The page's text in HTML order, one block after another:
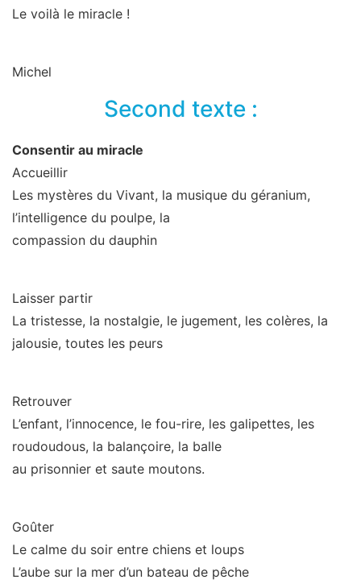
Le voilà le miracle !
Michel
Second texte :
Consentir au miracle
Accueillir
Les mystères du Vivant, la musique du géranium,
l’intelligence du poulpe, la
compassion du dauphin
Laisser partir
La tristesse, la nostalgie, le jugement, les colères, la
jalousie, toutes les peurs
Retrouver
L’enfant, l’innocence, le fou-rire, les galipettes, les
roudoudous, la balançoire, la balle
au prisonnier et saute moutons.
Goûter
Le calme du soir entre chiens et loups
L’aube sur la mer d’un bateau de pêche